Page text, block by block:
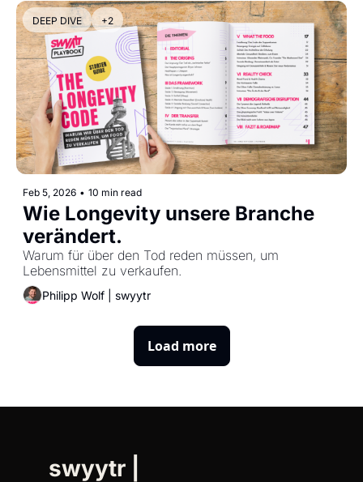
DEEP DIVE +2
Feb 5, 2026 • 10 min read
Wie Longevity unsere Branche
Warum für über den Tod reden müssen, um
Lebensmittel zu verkaufen.
Philipp Wolf | swyytr
Load more
swyytr |